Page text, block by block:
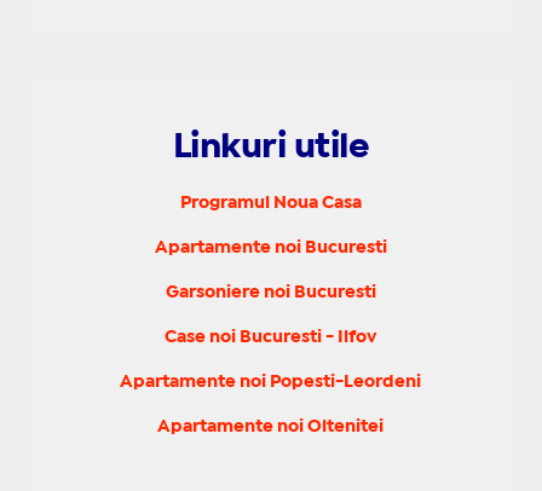
Linkuri utile
Programul Noua Casa
Apartamente noi Bucuresti
Garsoniere noi Bucuresti
Case noi Bucuresti - Ilfov
Apartamente noi Popesti-Leordeni
Apartamente noi Oltenitei